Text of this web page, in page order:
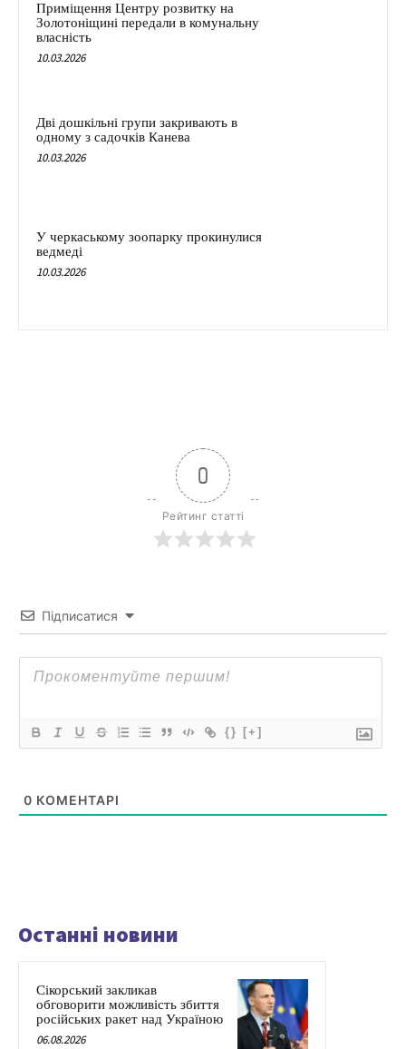
Приміщення Центру розвитку на
Золотоніщині передали в комунальну
власність
10.03.2026
Дві дошкільні групи закривають в
одному з садочків Канева
10.03.2026
У черкаському зоопарку прокинулися
ведмеді
10.03.2026
0
Рейтинг статті
Підписатися
{} [+]
0 КОМЕНТАРІ
Останні новини
Сікорський закликав
обговорити можливість збиття
російських ракет над Україною
06.08.2026